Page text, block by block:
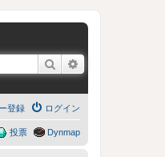
検索
ログイン
登録
Dynmap
投票